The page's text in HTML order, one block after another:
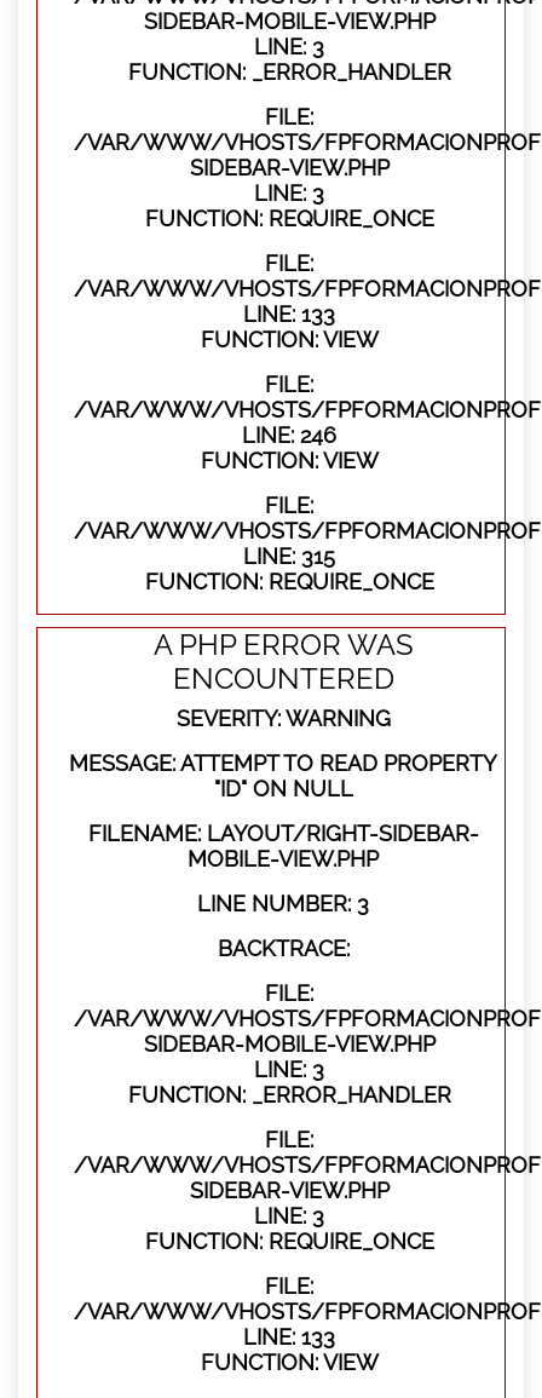
SIDEBAR-MOBILE-VIEW.PHP
LINE: 3
FUNCTION: _ERROR_HANDLER
FILE:
/VAR/WWW/VHOSTS/
SIDEBAR-VIEW.PHP
LINE: 3
FUNCTION: REQUIRE_ONCE
FILE:
/VAR/WWW/VHOSTS/
LINE: 133
FUNCTION: VIEW
FILE:
/VAR/WWW/VHOSTS/
LINE: 246
FUNCTION: VIEW
FILE:
/VAR/WWW/VHOSTS/
LINE: 315
FUNCTION: REQUIRE_ONCE
A PHP ERROR WAS
ENCOUNTERED
SEVERITY: WARNING
MESSAGE: ATTEMPT TO READ PROPERTY
"ID" ON NULL
FILENAME: LAYOUT/RIGHT-SIDEBAR-
MOBILE-VIEW.PHP
LINE NUMBER: 3
BACKTRACE:
FILE:
/VAR/WWW/VHOSTS/
SIDEBAR-MOBILE-VIEW.PHP
LINE: 3
FUNCTION: _ERROR_HANDLER
FILE:
/VAR/WWW/VHOSTS/
SIDEBAR-VIEW.PHP
LINE: 3
FUNCTION: REQUIRE_ONCE
FILE:
/VAR/WWW/VHOSTS/
LINE: 133
FUNCTION: VIEW